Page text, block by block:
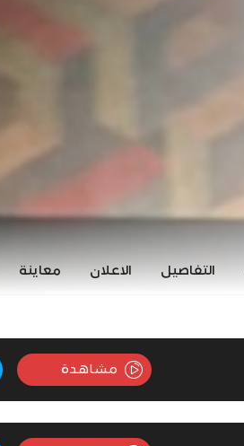
التفاصيل الاعلان معاينة
مشاهدة